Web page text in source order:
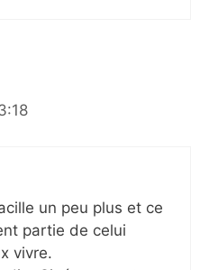
un peu plus et ce
partie de celui
vivre.